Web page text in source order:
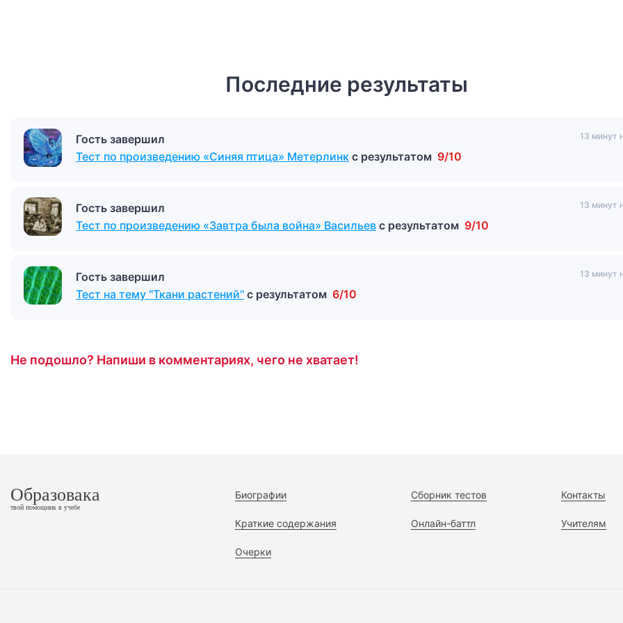
Последние результаты
Гость завершил
Тест по произведению «Синяя птица» Метерлинк с результатом 9/10
13 минут
Гость завершил
Тест по произведению «Завтра была война» Васильев с результатом 9/10
13 минут
Гость завершил
Тест на тему "Ткани растений" с результатом 6/10
13 минут
Не подошло? Напиши в комментариях, чего не хватает!
Образовака
твой помощник в учебе
Биографии
Краткие содержания
Очерки
Сборник тестов
Онлайн-баттл
Контакты
Учителям